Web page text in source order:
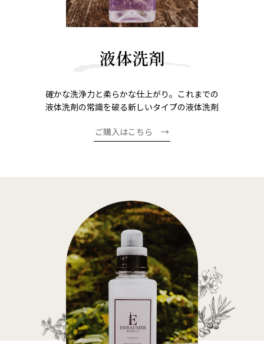
液体洗剤
確かな洗浄力と柔らかな仕上がり。これまでの
液体洗剤の常識を破る新しいタイプの液体洗剤
ご購入はこちら →